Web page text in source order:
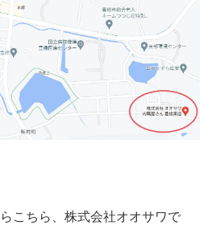
こちら、株式会社オオサワで